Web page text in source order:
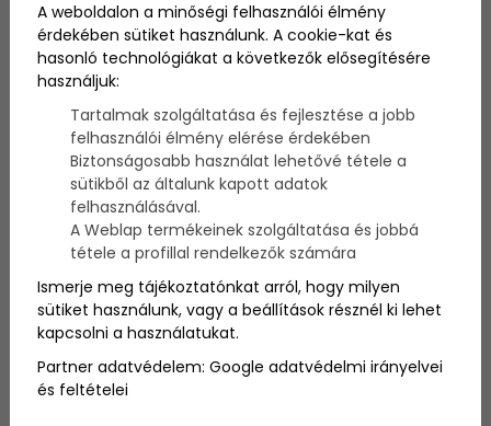
2014. március 23.
Szinte minden szülő találkozott már olyan esettel,
amikor legszívesebben üvöltött volna (vagy kiabált
is) idegességében. Amikor fontos és drága
tárgyakat a gyerekek tönkretesznek, vagy épp a
háziállattal művelnek valami szerintük vicceset.
Bemutatunk néhány szülők által megörökített fotót.
A weboldalon a minőségi felhasználói élmény
érdekében sütiket használunk. A cookie-kat és
hasonló technológiákat a következők elősegítésére
használjuk:
Tartalmak szolgáltatása és fejlesztése a jobb
felhasználói élmény elérése érdekében
Biztonságosabb használat lehetővé tétele a
sütikből az általunk kapott adatok
felhasználásával.
A Weblap termékeinek szolgáltatása és jobbá
tétele a profillal rendelkezők számára
Ismerje meg tájékoztatónkat arról, hogy milyen
sütiket használunk, vagy a beállítások résznél ki lehet
kapcsolni a használatukat.
Partner adatvédelem: Google adatvédelmi irányelvei
és feltételei